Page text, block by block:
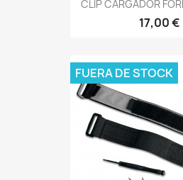
CLIP CARGADOR
17,00 €
FUERA DE STOCK